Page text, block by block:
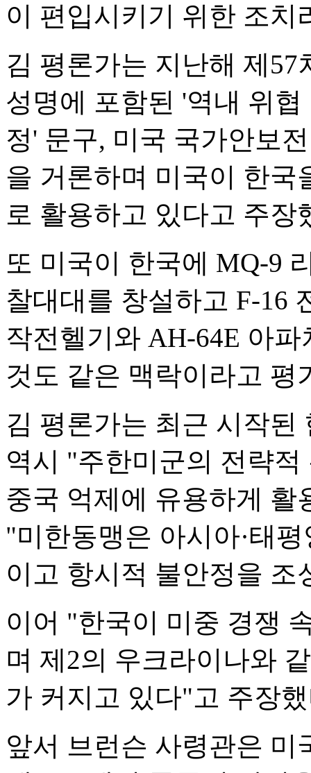
이 편입시키기 위한 조치
김 평론가는 지난해 제
성명에 포함된 '역내 위
정' 문구, 미국 국가안보
을 거론하며 미국이 한국
로 활용하고 있다고 주장
또 미국이 한국에 MQ-9
찰대대를 창설하고 F-16
작전헬기와 AH-64E 아
것도 같은 맥락이라고 평
김 평론가는 최근 시작된
역시 "주한미군의 전략
중국 억제에 유용하게
"미한동맹은 아시아·태
이고 항시적 불안정을
이어 "한국이 미중 경쟁
며 제2의 우크라이나와
가 커지고 있다"고 주장
앞서 브런슨 사령관은 미